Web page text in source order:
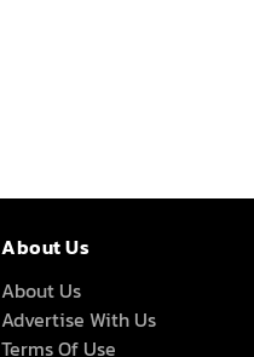
About Us
About Us
Advertise With Us
Terms Of Use